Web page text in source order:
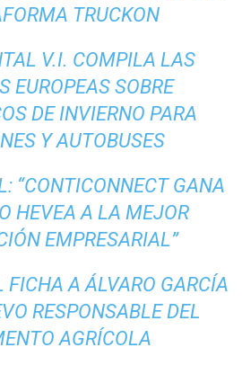
TRUCKON
V.I. COMPILA LAS
EUROPEAS SOBRE
DE INVIERNO PARA
Y AUTOBUSES
“CONTICONNECT GANA
HEVEA A LA MEJOR
EMPRESARIAL”
FICHA A ÁLVARO GARCÍA
RESPONSABLE DEL
AGRÍCOLA